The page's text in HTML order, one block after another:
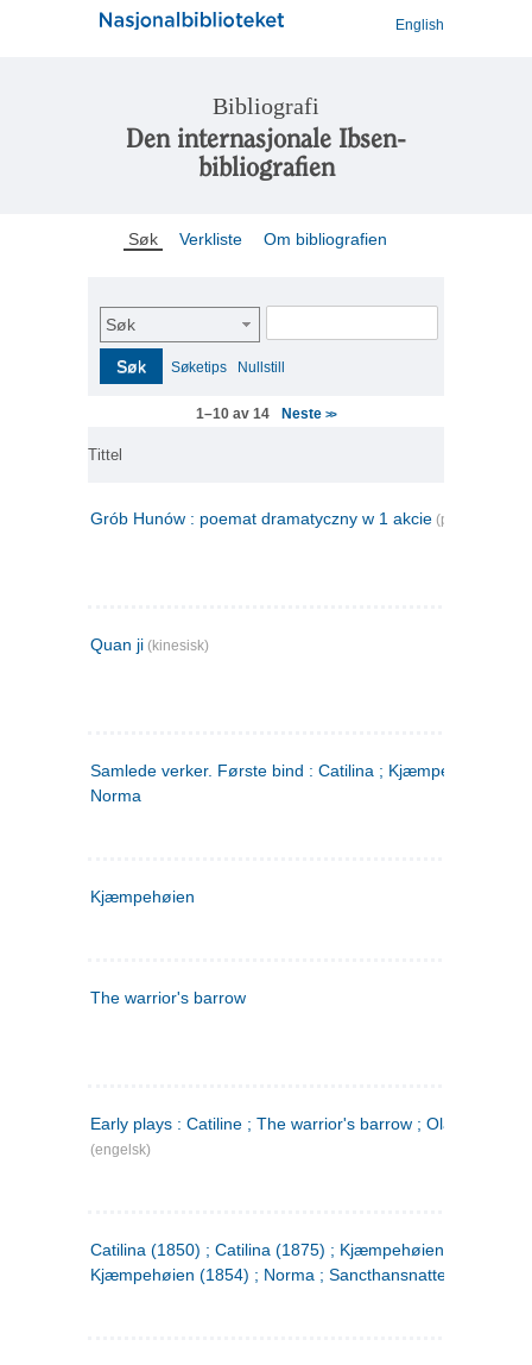
English
Bibliografi
Den internasjonale Ibsen-
bibliografien
Søk Verkliste Om bibliografien
Søk
Søk Søketips Nullstill
1–10 av 14 Neste>>
Tittel
Grób Hunów : poemat dramatyczny w 1 akcie (polsk)
Quan ji (kinesisk)
Samlede verker. Første bind : Catilina ; Kjæmpehøien ;
Norma
Kjæmpehøien
The warrior's barrow
Early plays : Catiline ; The warrior's barrow ; Olaf Liljekrans
(engelsk)
Catilina (1850) ; Catilina (1875) ; Kjæmpehøien (1850) ;
Kjæmpehøien (1854) ; Norma ; Sancthansnatten